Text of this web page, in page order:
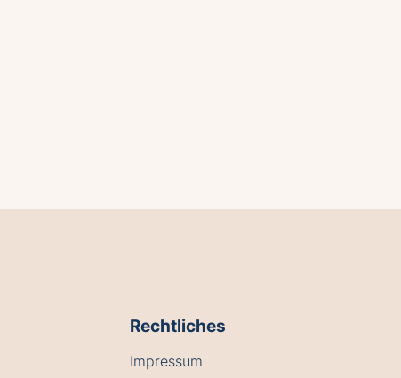
Rechtliches
Impressum